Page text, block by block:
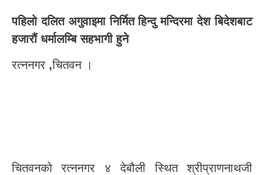
पहिलो दलित अगुवाइमा निर्मित हिन्दु मन्दिरमा देश बिदेशबाट
हजारौं धर्मालम्बि सहभागी हुने
रत्ननगर ,चितवन ।
चितवनको रत्ननगर ४ देबौली स्थित श्रीप्राणनाथजी